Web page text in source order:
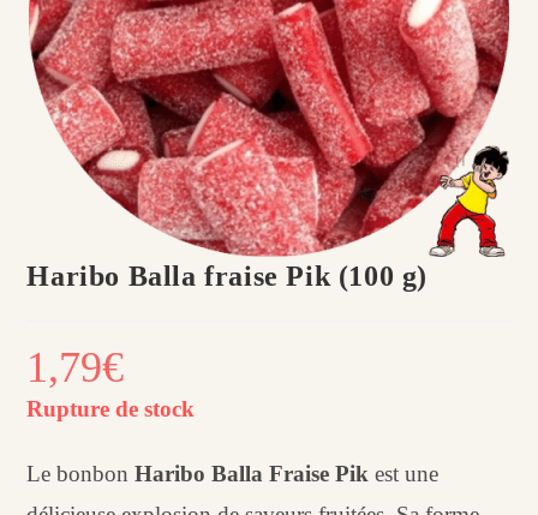
Haribo Balla fraise Pik (100 g)
1,79€
Rupture de stock
Le bonbonHaribo Balla Fraise Pik est une